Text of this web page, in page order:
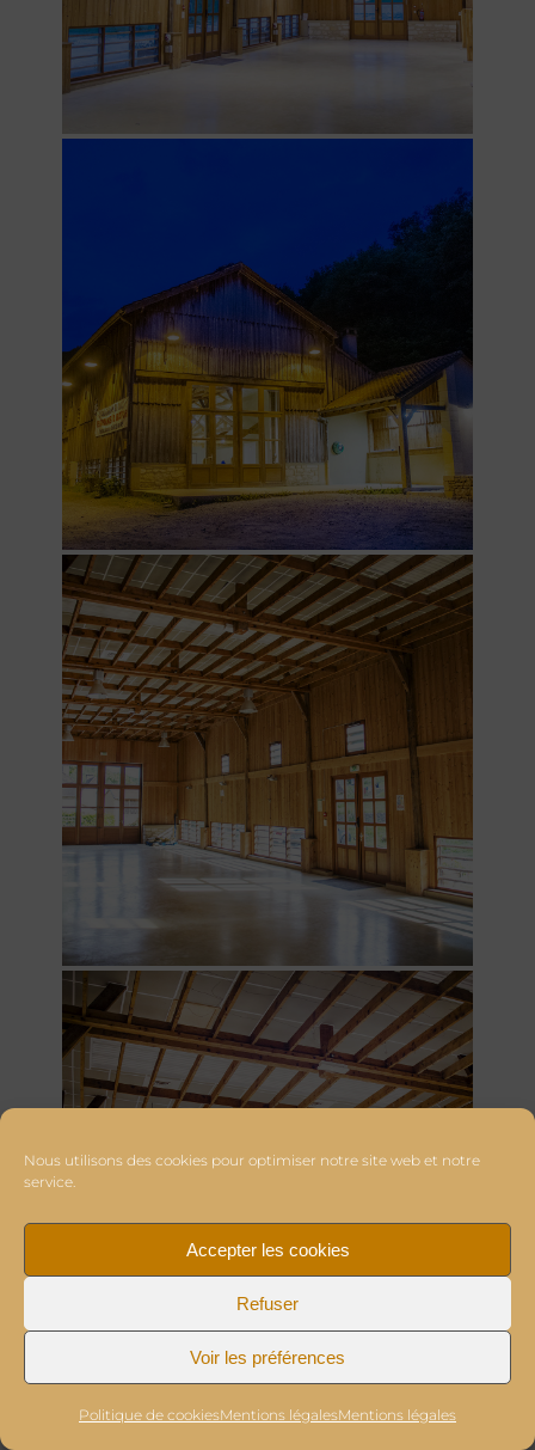
Nous utilisons des cookies pour optimiser notre site web et notre
service.
Accepter les cookies
Refuser
Voir les préférences
Politique de cookiesMentions légalesMentions légales